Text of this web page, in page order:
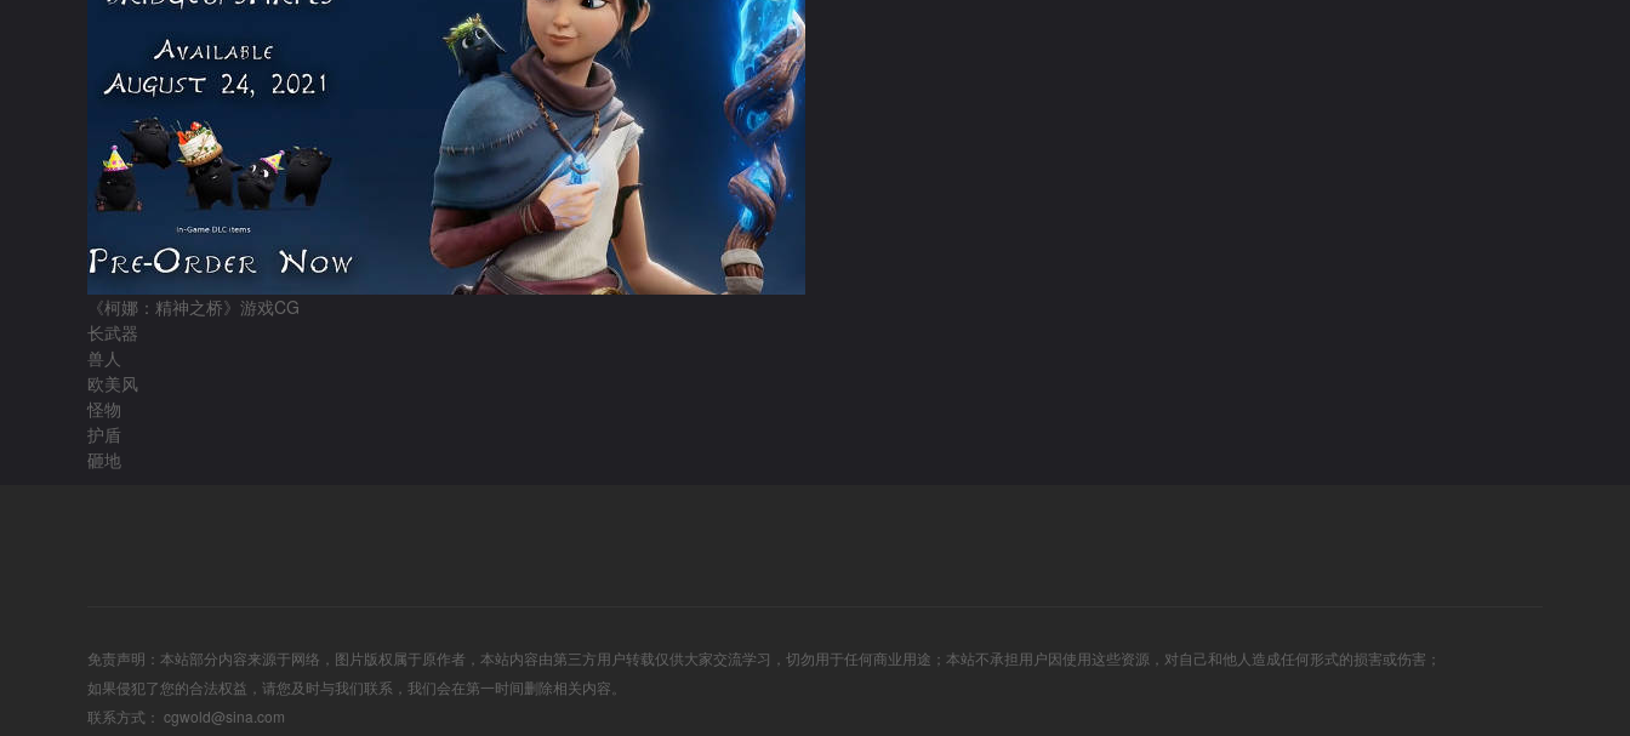
《柯娜：精神之桥》游戏CG
长武器
兽人
欧美风
怪物
护盾
砸地
免责声明：本站部分内容来源于网络，图片版权属于原作者，本站内容由第三方用户转载仅供大家交流学习，切勿用于任何商业用途；本站不承担用户因使用这些资源，对自己和他人造成任何形式的损害或伤害；
如果侵犯了您的合法权益，请您及时与我们联系，我们会在第一时间删除相关内容。
联系方式： cgwold@sina.com